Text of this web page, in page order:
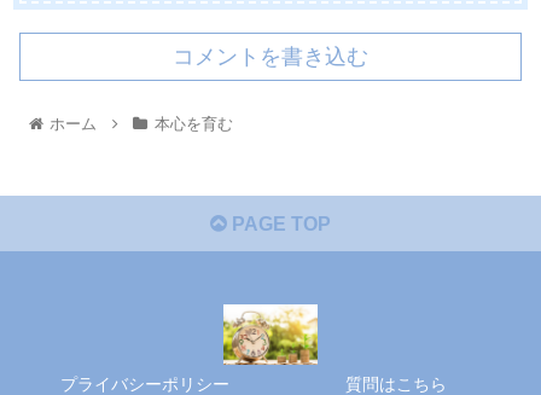
コメントを書き込む
ホーム 本心を育む
PAGE TOP
プライバシーポリシー
質問はこちら